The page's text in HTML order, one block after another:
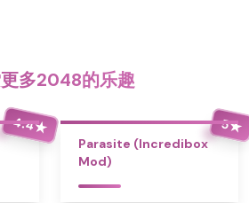
多2048的乐趣
4.4★ 5★
Parasite (Incredibox
Mod)